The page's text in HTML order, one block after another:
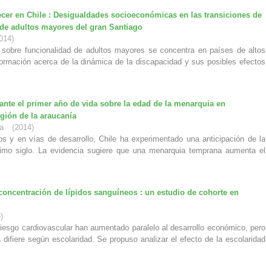
en Chile : Desigualdades socioeconómicas en las transiciones de
adultos mayores del gran Santiago
)
funcionalidad de adultos mayores se concentra en países de altos
acerca de la dinámica de la discapacidad y sus posibles efectos
el primer año de vida sobre la edad de la menarquia en
de la araucanía
(2014)
y en vías de desarrollo, Chile ha experimentado una anticipación de la
siglo. La evidencia sugiere que una menarquia temprana aumenta el
de lípidos sanguíneos : un estudio de cohorte en
)
cardiovascular han aumentado paralelo al desarrollo económico, pero
según escolaridad. Se propuso analizar el efecto de la escolaridad